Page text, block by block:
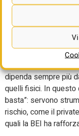
Su questo punto si
vicepresidente della
l’accento sulla
adeguati alla nuova
significa sostenere
affermato,
dipenda sempre più
quelli fisici. In questo
basta”: servono
rischio, come il
quali la BEI ha